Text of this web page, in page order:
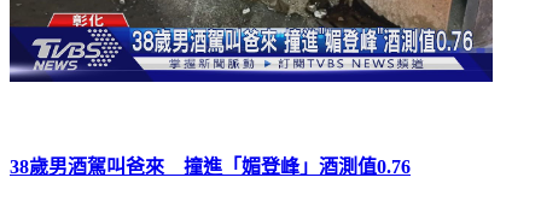
38歲男酒駕叫爸來 撞進「媚登峰」酒測值0.76